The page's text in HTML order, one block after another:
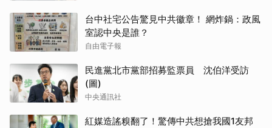
台中社宅公告驚見中共徽章！ 網炸鍋：政風
室認中央是誰？
自由電子報
民進黨北市黨部招募監票員 沈伯洋受訪
(圖)
中央通訊社
紅媒造謠糗翻了！驚傳中共想搶我國1友邦